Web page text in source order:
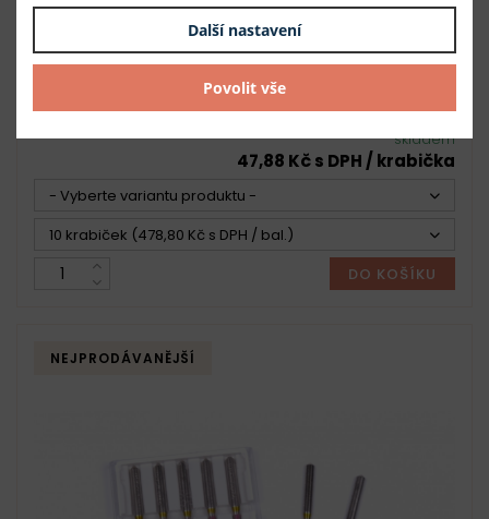
Strojové jehly SCHMETZ JEANS 5j.
skladem
47,88 Kč s DPH / krabička
- Vyberte variantu produktu -
10 krabiček (478,80 Kč s DPH / bal.)
DO KOŠÍKU
NEJPRODÁVANĚJŠÍ
Další nastavení
Povolit vše